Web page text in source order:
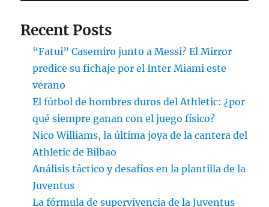
Recent Posts
“Fatui” Casemiro junto a Messi? El Mirror
predice su fichaje por el Inter Miami este
verano
El fútbol de hombres duros del Athletic: ¿por
qué siempre ganan con el juego físico?
Nico Williams, la última joya de la cantera del
Athletic de Bilbao
Análisis táctico y desafíos en la plantilla de la
Juventus
La fórmula de supervivencia de la Juventus